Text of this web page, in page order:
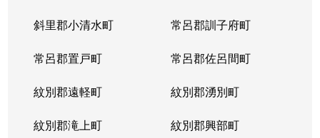
斜里郡小清水町 常呂郡訓子府町
常呂郡置戸町 常呂郡佐呂間町
紋別郡遠軽町 紋別郡湧別町
紋別郡滝上町 紋別郡興部町